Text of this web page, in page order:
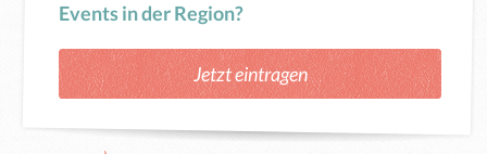
Events in der Region?
Jetzt eintragen